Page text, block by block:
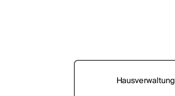
Hausverwaltung